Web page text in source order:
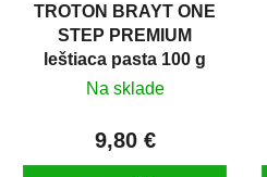
TROTON BRAYT ONE
STEP PREMIUM
leštiaca pasta 100 g
Na sklade
9,80 €